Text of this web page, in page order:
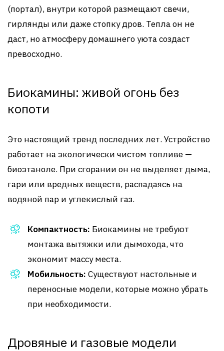
(портал), внутри которой размещают свечи,
гирлянды или даже стопку дров. Тепла он не
даст, но атмосферу домашнего уюта создаст
превосходно.
Биокамины: живой огонь без
копоти
Это настоящий тренд последних лет. Устройство
работает на экологически чистом топливе —
биоэтаноле. При сгорании он не выделяет дыма,
гари или вредных веществ, распадаясь на
водяной пар и углекислый газ.
Компактность: Биокамины не требуют
монтажа вытяжки или дымохода, что
экономит массу места.
Мобильность: Существуют настольные и
переносные модели, которые можно убрать
при необходимости.
Дровяные и газовые модели